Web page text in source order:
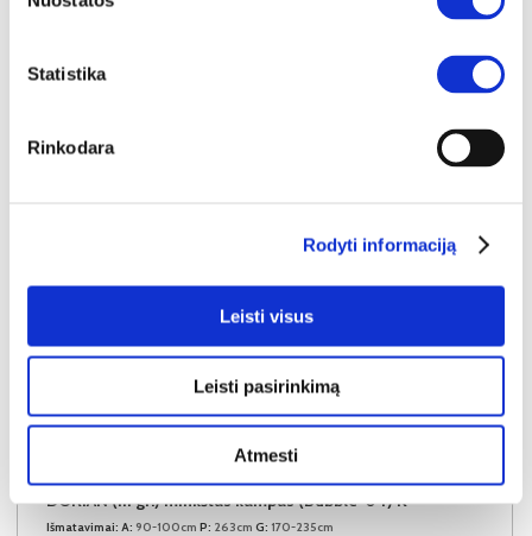
Statistika
Rinkodara
Rodyti informaciją
Leisti visus
Leisti pasirinkimą
Atmesti
YRA SANDĖLYJE
DORIAN (III gr.) minkštas kampas (Bubble-04) K
Išmatavimai: A: 90-100cm P: 263cm G: 170-235cm